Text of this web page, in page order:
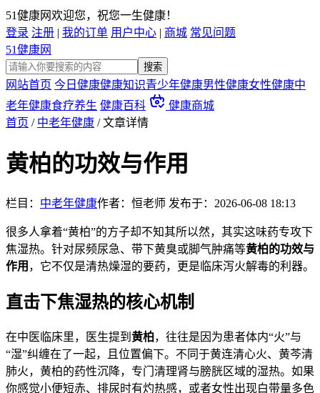
51健康网欢迎您，祝您一生健康！
登录 注册 | 我的订单 用户中心 | 商城 常见问题
51健康网
网站首页 今日健康健康知识青少年健康男性健康女性健康中
老年健康食疗养生 健康百科
健康商城
首页 / 中老年健康 / 文章详情
黄柏的功效与作用
栏目： 中老年健康作者：恒老师 发布于： 2026-06-08 18:13
很多人拿着“黄柏”的方子却不知其所以然，其实这味药专攻下
焦湿热。针对尿频尿急、带下黄臭或脚气肿痛等黄柏的功效与
作用 ，它不仅是清热燥湿的要药，更是临床泻火解毒的利器。
直击下焦湿热的核心机制
在中医临床里，医生提到 黄柏，往往是因为患者体内“火”与
“湿”纠缠在了一起，且位置偏下。不同于黄连清心火、黄芩清
肺火，黄柏的药性沉降，专门清理肾与膀胱区域的湿热。如果
你感觉小便短赤、排尿时有灼热感，或者女性出现白带量多色